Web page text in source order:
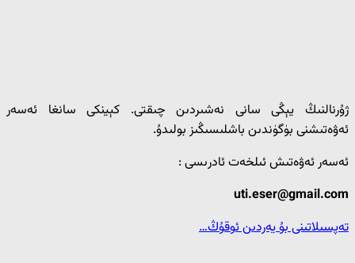
ژۇرنالنىڭ يېڭى سانى نەشىردىن چىقتى. كېينكى سانغا ئەسەر
ئەۋەتىشنى بۈگۈندىن باشلىسىڭىز بولىدۇ.
ئەسەر ئەۋەتىش ئىلخەت ئادرىسى :
uti.eser@gmail.com
تەپسىلاتىنى بۇ يەردىن ئوقۇڭ…